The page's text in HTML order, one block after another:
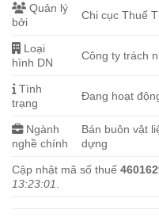
Quản lý
bởi
Chi cục Thuế
Loại
hình DN
Công ty trách
Tình
trạng
Đang hoạt
Ngành
nghề chính
Bán buôn vật
dựng
Cập nhật mã số thuế
13:23:01